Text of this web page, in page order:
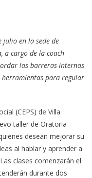
julio en la sede de
a cargo de la coach
las barreras internas
para regular
(CEPS) de Villa
taller de Oratoria
desean mejorar su
al hablar y aprender a
clases comenzarán el
durante dos